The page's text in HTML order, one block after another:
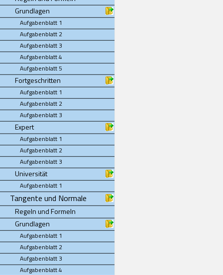
Grundlagen
Aufgabenblatt 1
Aufgabenblatt 2
Aufgabenblatt 3
Aufgabenblatt 4
Aufgabenblatt 5
Fortgeschritten
Aufgabenblatt 1
Aufgabenblatt 2
Aufgabenblatt 3
Expert
Aufgabenblatt 1
Aufgabenblatt 2
Aufgabenblatt 3
Universität
Aufgabenblatt 1
Tangente und Normale
Regeln und Formeln
Grundlagen
Aufgabenblatt 1
Aufgabenblatt 2
Aufgabenblatt 3
Aufgabenblatt 4